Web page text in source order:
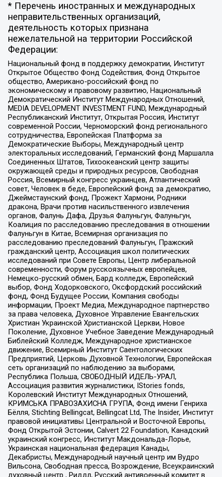
* Перечень иностранных и международных
неправительственных организаций,
деятельность которых признана
нежелательной на территории Российской
Федерации:
Национальный фонд в поддержку демократии, Институт
Открытое Общество Фонд Содействия, Фонд Открытое
общество, Американо-российский фонд по
экономическому и правовому развитию, Национальный
Демократический Институт Международных Отношений,
MEDIA DEVELOPMENT INVESTMENT FUND, Международный
Республиканский Институт, Открытая Россия, Институт
современной России, Черноморский фонд регионального
сотрудничества, Европейская Платформа за
Демократические Выборы, Международный центр
электоральных исследований, Германский фонд Маршалла
Соединенных Штатов, Тихоокеанский центр защиты
окружающей среды и природных ресурсов, Свободная
Россия, Всемирный конгресс украинцев, Атлантический
совет, Человек в беде, Европейский фонд за демократию,
Джеймстаунский фонд, Прожект Хармони, Родники
дракона, Врачи против насильственного извлечения
органов, Фалунь Дафа, Друзья Фалуньгун, Фалуньгун,
Коалиция по расследованию преследования в отношении
Фалуньгун в Китае, Всемирная организация по
расследованию преследований Фалуньгун, Пражский
гражданский центр, Ассоциация школ политических
исследований при Совете Европы, Центр либеральной
современности, Форум русскоязычных европейцев,
Немецко-русский обмен, Бард колледж, Европейский
выбор, Фонд Ходорковского, Оксфордский российский
фонд, Фонд Будущее России, Компания свободы
информации, Проект Медиа, Международное партнерство
за права человека, Духовное Управление Евангельских
Христиан Украинской Христианской Церкви, Новое
Поколение, Духовное Учебное Заведение Международный
Библейский Колледж, Международное христианское
движение, Всемирный Институт Саентологических
Предприятий, Церковь Духовной Технологии, Европейская
сеть организаций по наблюдению за выборами,
Республика Польша, СВОБОДНЫЙ ИДЕЛЬ-УРАЛ,
Ассоциация развития журналистики, IStories fonds,
Королевский Институт Международных Отношений,
КРИМСЬКА ПРАВОЗАХИСНА ГРУПА, Фонд имени Генриха
Бёлля, Stichting Bellingcat, Bellingcat Ltd, The Insider, Институт
правовой инициативы Центральной и Восточной Европы,
Фонд Открытой Эстонии, Calvert 22 Foundation, Канадский
украинский конгресс, Институт Макдональда-Лорье,
Украинская национальная федерация Канады,
Декабристы, Международный научный центр им Вудро
Вильсона, Свободная пресса, Возрождение, Всеукраинский
духовный центр , Риддл, Русский антивоенный комитет в